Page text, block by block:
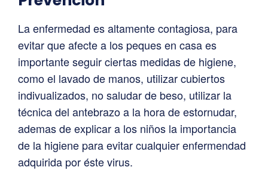
La enfermedad es altamente contagiosa, para
evitar que afecte a los peques en casa es
importante seguir ciertas medidas de higiene,
como el lavado de manos, utilizar cubiertos
indivualizados, no saludar de beso, utilizar la
técnica del antebrazo a la hora de estornudar,
ademas de explicar a los niños la importancia
de la higiene para evitar cualquier enfermendad
adquirida por éste virus.